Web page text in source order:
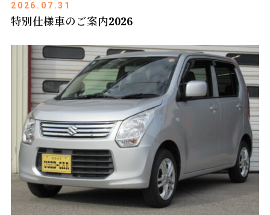
2026.07.31
特別仕様車のご案内2026